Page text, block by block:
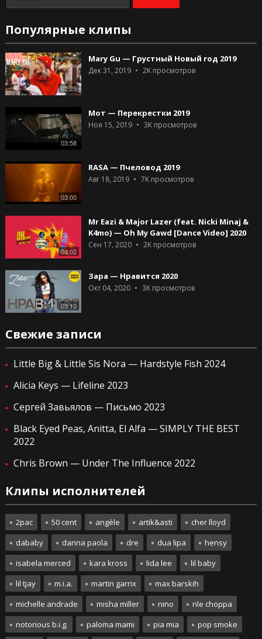
Популярные клипы
02:29
Mary Gu — Грустный Новый год 2019
Дек 31, 2019 2Kпросмотров
03:58
Мот — Перекрестки 2019
Ноя 15, 2019 3Kпросмотров
03:00
RASA — Пчеловод 2019
Авг 18, 2019 7Kпросмотров
03:02
Mr Eazi & Major Lazer (feat. Nicki Minaj &
K4mo) — Oh My Gawd [Dance Video] 2020
Сен 17, 2020 2Kпросмотров
03:10
Зара — Нравится 2020
Окт 04, 2020 3Kпросмотров
Свежие записи
Little Big & Little Sis Nora — Hardstyle Fish 2024
Alicia Keys — Lifeline 2023
Сергей Завьялов — Письмо 2023
Black Eyed Peas, Anitta, El Alfa — SIMPLY THE BEST
2022
Chris Brown — Under The Influence 2022
Клипы исполнителей
2pac 50 cent angèle artik&asti
cher lloyd
dababy
danna paola dre dua lipa
hensy
isabela merced
kara kross lida lee
lil baby
lil tjay
m.i.a. martin garrix
max barskih
michelle andrade
misha miller nino
nle choppa
notorious b.i.g.
paloma mami pia mia pop smoke